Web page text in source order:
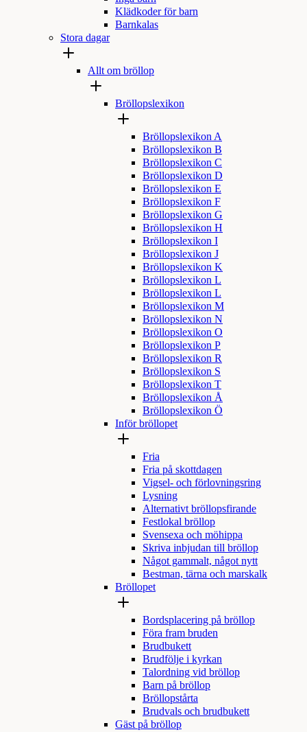
Klädkoder för barn
Barnkalas
Stora dagar
Allt om bröllop
Bröllopslexikon
Bröllopslexikon A
Bröllopslexikon B
Bröllopslexikon C
Bröllopslexikon D
Bröllopslexikon E
Bröllopslexikon F
Bröllopslexikon G
Bröllopslexikon H
Bröllopslexikon I
Bröllopslexikon J
Bröllopslexikon K
Bröllopslexikon L
Bröllopslexikon L
Bröllopslexikon M
Bröllopslexikon N
Bröllopslexikon O
Bröllopslexikon P
Bröllopslexikon R
Bröllopslexikon S
Bröllopslexikon T
Bröllopslexikon Å
Bröllopslexikon Ö
Inför bröllopet
Fria
Fria på skottdagen
Vigsel- och förlovningsring
Lysning
Alternativt bröllopsfirande
Festlokal bröllop
Svensexa och möhippa
Skriva inbjudan till bröllop
Något gammalt, något nytt
Bestman, tärna och marskalk
Bröllopet
Bordsplacering på bröllop
Föra fram bruden
Brudbukett
Brudfölje i kyrkan
Talordning vid bröllop
Barn på bröllop
Bröllopstårta
Brudvals och brudbukett
Gäst på bröllop